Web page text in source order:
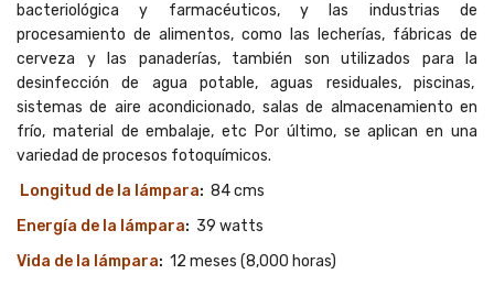
bacteriológica y farmacéuticos, y las industrias de
procesamiento de alimentos, como las lecherías, fábricas de
cerveza y las panaderías, también son utilizados para la
desinfección de agua potable, aguas residuales, piscinas,
sistemas de aire acondicionado, salas de almacenamiento en
frío, material de embalaje, etc Por último, se aplican en una
variedad de procesos fotoquímicos.
Longitud de la lámpara: 84 cms
Energía de la lámpara: 39 watts
Vida de la lámpara: 12 meses (8,000 horas)